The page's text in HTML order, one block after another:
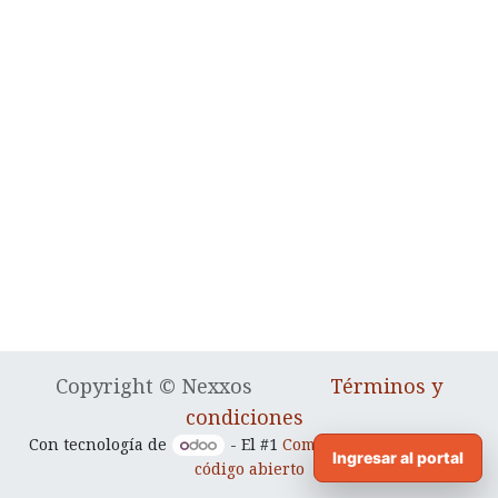
Copyright © Nexxos Términos y
condiciones
Con tecnología de - El #1 Comercio electrónico de
código abierto
Ingresar al portal